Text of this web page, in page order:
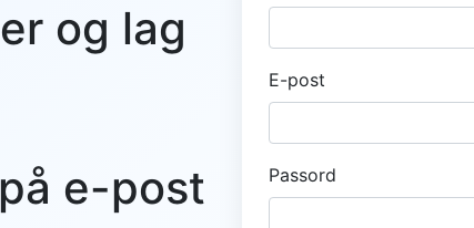
og lag
e-post
E-post
Passord